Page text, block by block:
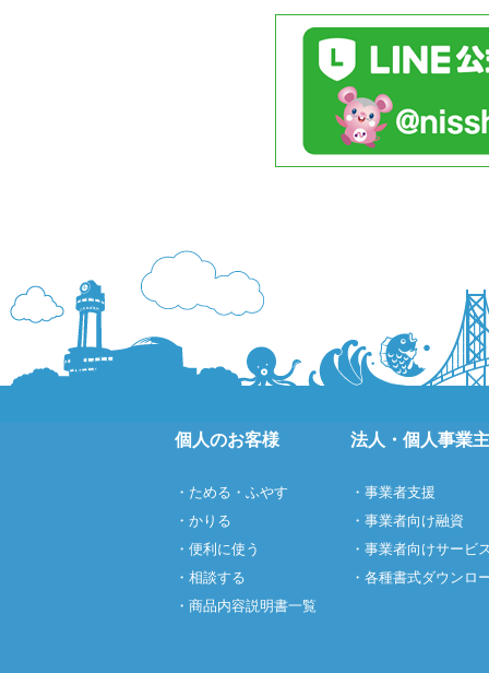
個人のお客様
・ためる・ふやす
・かりる
・便利に使う
・相談する
・商品内容説明書一覧
法人・個人事業
・事業者支援
・事業者向け融資
・事業者向けサービ
・各種書式ダウンロ